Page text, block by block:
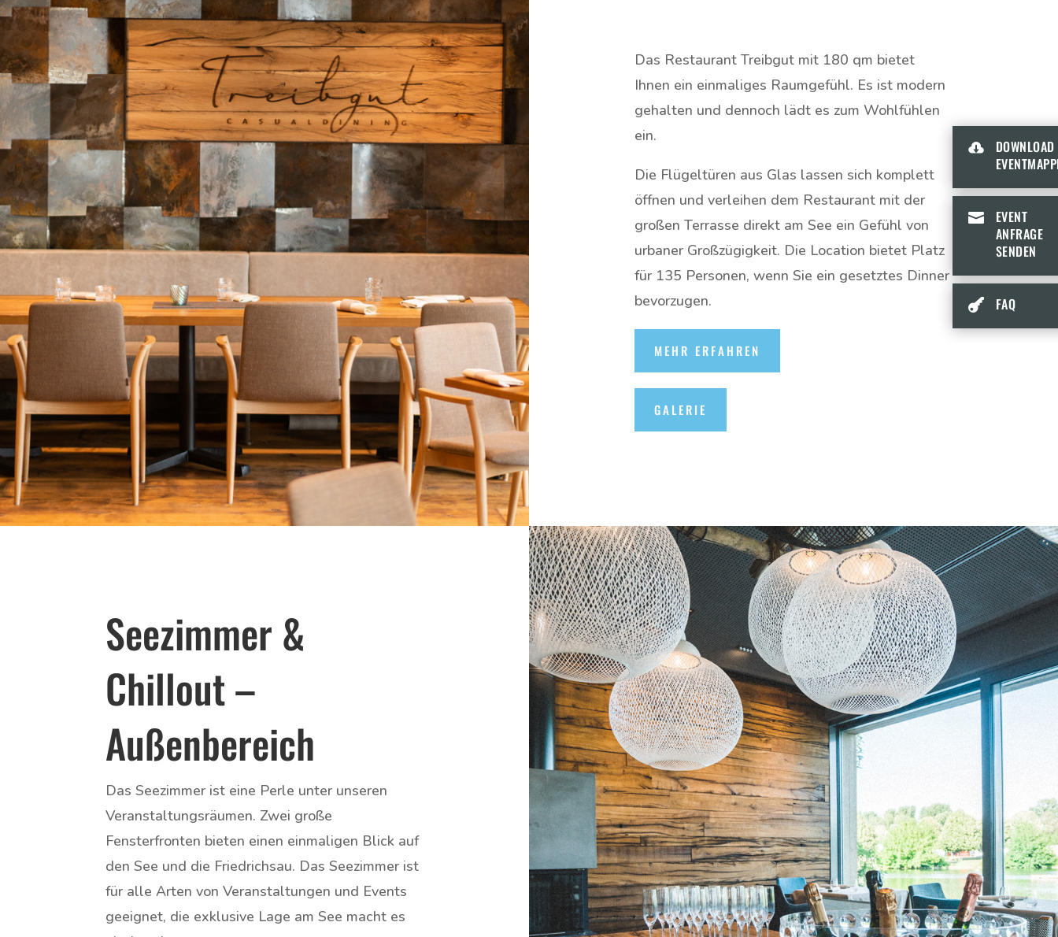
Das Restaurant Treibgut mit 180 qm bietet
Ihnen ein einmaliges Raumgefühl. Es ist modern
gehalten und dennoch lädt es zum Wohlfühlen
ein.
Die Flügeltüren aus Glas lassen sich komplett
öffnen und verleihen dem Restaurant mit der
großen Terrasse direkt am See ein Gefühl von
urbaner Großzügigkeit. Die Location bietet Platz
für 135 Personen, wenn Sie ein gesetztes Dinner
bevorzugen.
MEHR ERFAHREN
GALERIE
Seezimmer &
Chillout –
Außenbereich
Das Seezimmer ist eine Perle unter unseren
Veranstaltungsräumen. Zwei große
Fensterfronten bieten einen einmaligen Blick auf
den See und die Friedrichsau. Das Seezimmer ist
für alle Arten von Veranstaltungen und Events
geeignet, die exklusive Lage am See macht es

DOWNLOAD

EVENT
ANFRAGE
SENDEN
 FAQ